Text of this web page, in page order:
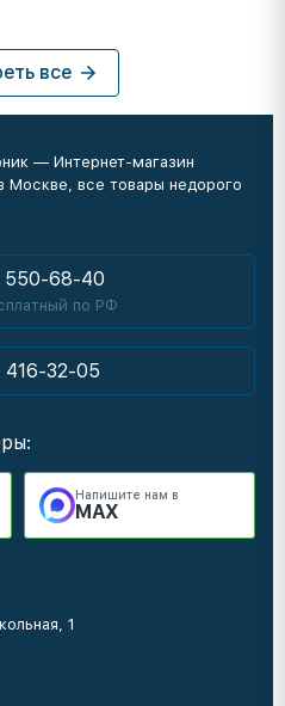
все
— Интернет-магазин
Москве, все товары недорого
550-68-40
по РФ
416-32-05
Напишите нам в
MAX
1